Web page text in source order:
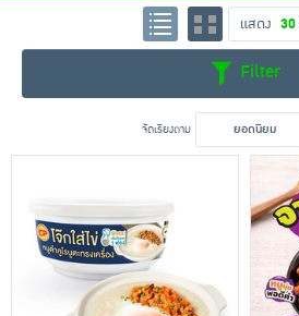
เครื่องปรุงรสและของแห้ง
อาหารสด ผัก ผลไม้และเบเกอรี่
แสดง 30
Filter
จัดเรียงตาม ยอดนิยม